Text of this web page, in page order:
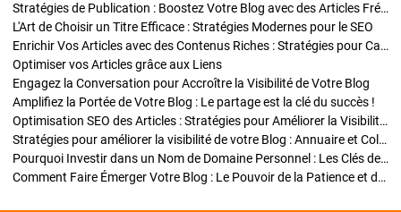
Stratégies de Publication : Boostez Votre Blog avec des Articles Fréquents et Exclusifs
L'Art de Choisir un Titre Efficace : Stratégies Modernes pour le SEO
Enrichir Vos Articles avec des Contenus Riches : Stratégies pour Captiver et Optimiser
Optimiser vos Articles grâce aux Liens
Engagez la Conversation pour Accroître la Visibilité de Votre Blog
Amplifiez la Portée de Votre Blog : Le partage est la clé du succès !
Optimisation SEO des Articles : Stratégies pour Améliorer la Visibilité de Votre Blog
Stratégies pour améliorer la visibilité de votre Blog : Annuaire et Collaborations
Pourquoi Investir dans un Nom de Domaine Personnel : Les Clés de la Réussite de Votre Blog
Comment Faire Émerger Votre Blog : Le Pouvoir de la Patience et de la Persévérance